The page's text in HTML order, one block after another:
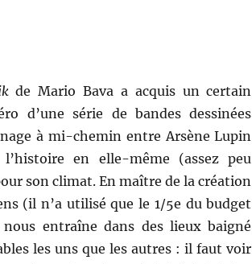
de Mario Bava a acquis un certain
d’une série de bandes dessinées
à mi-chemin entre Arsène Lupin
en elle-même (assez peu
son climat. En maître de la création
(il n’a utilisé que le 1/5e du budget
entraîne dans des lieux baigné
les uns que les autres : il faut voir